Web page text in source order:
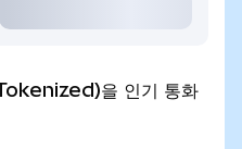
을 인기 통화